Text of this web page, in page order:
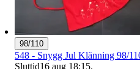
98/110
548 - Snygg Jul Klänning 98/
Sluttid16 aug 18:15.